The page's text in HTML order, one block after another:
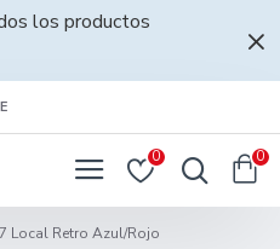
los productos
0 0
Local Retro Azul/Rojo